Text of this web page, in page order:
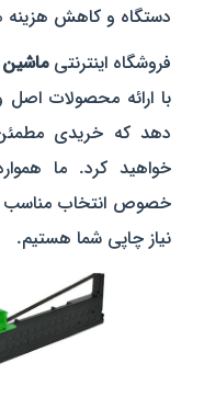
دستگاه و کاهش هزینه‌
فروشگاه اینترنتی
با ارائه محصولات
دهد که خریدی
خواهید کرد. ما
خصوص انتخاب مناسب‌
نیاز چاپی شما هستیم.